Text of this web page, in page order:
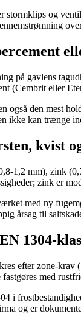
stormklips og
på gavlens
(Cembrit eller
også den mest
ikke kan trænge
kvist
1,2 mm), zink
zink er
med ny
årsag til
1304-
efter zone-
med
i
og er